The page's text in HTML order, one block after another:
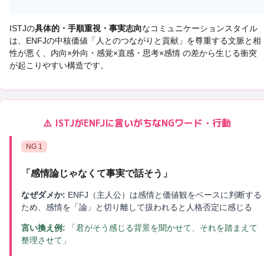
ISTJの具体的・手順重視・事実志向なコミュニケーションスタイル
は、 ENFJの中核価値「 人とのつながりと貢献 」を尊重する文脈と相
性が悪く、 内向×外向・感覚×直感・思考×感情 の差から生じる衝突
が起こりやすい構造です。
⚠️ ISTJがENFJに言いがちなNGワード・行動
NG 1
「 感情論じゃなくて事実で話そう 」
なぜダメか: ENFJ（主人公）は感情と価値観をベースに判断する
ため、感情を「論」と切り離して扱われると人格否定に感じる
言い換え例:
「君がそう感じる背景を聞かせて、それを踏まえて
整理させて」